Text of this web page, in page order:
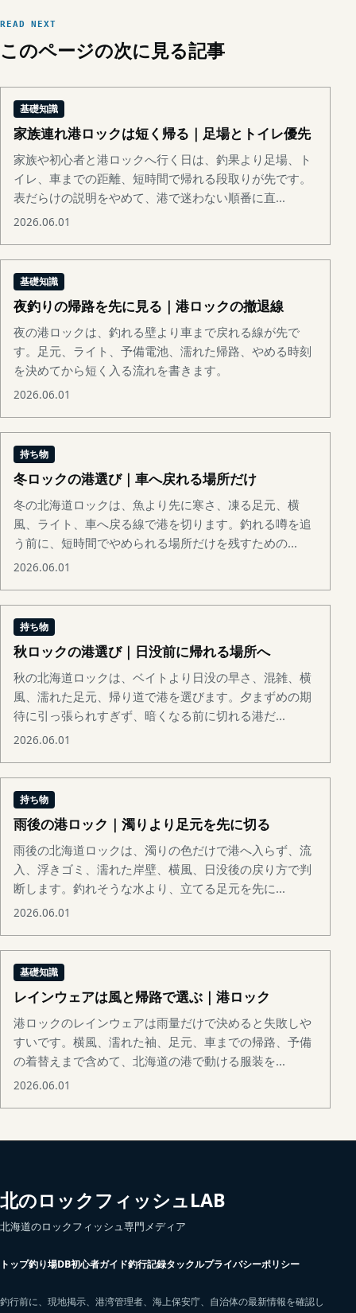
READ NEXT
このページの次に見る記事
基礎知識
家族連れ港ロックは短く帰る｜足場とトイレ優先
家族や初心者と港ロックへ行く日は、釣果より足場、ト
イレ、車までの距離、短時間で帰れる段取りが先です。
表だらけの説明をやめて、港で迷わない順番に直...
2026.06.01
基礎知識
夜釣りの帰路を先に見る｜港ロックの撤退線
夜の港ロックは、釣れる壁より車まで戻れる線が先で
す。足元、ライト、予備電池、濡れた帰路、やめる時刻
を決めてから短く入る流れを書きます。
2026.06.01
持ち物
冬ロックの港選び｜車へ戻れる場所だけ
冬の北海道ロックは、魚より先に寒さ、凍る足元、横
風、ライト、車へ戻る線で港を切ります。釣れる噂を追
う前に、短時間でやめられる場所だけを残すための...
2026.06.01
持ち物
秋ロックの港選び｜日没前に帰れる場所へ
秋の北海道ロックは、ベイトより日没の早さ、混雑、横
風、濡れた足元、帰り道で港を選びます。夕まずめの期
待に引っ張られすぎず、暗くなる前に切れる港だ...
2026.06.01
持ち物
雨後の港ロック｜濁りより足元を先に切る
雨後の北海道ロックは、濁りの色だけで港へ入らず、流
入、浮きゴミ、濡れた岸壁、横風、日没後の戻り方で判
断します。釣れそうな水より、立てる足元を先に...
2026.06.01
基礎知識
レインウェアは風と帰路で選ぶ｜港ロック
港ロックのレインウェアは雨量だけで決めると失敗しや
すいです。横風、濡れた袖、足元、車までの帰路、予備
の着替えまで含めて、北海道の港で動ける服装を...
2026.06.01
北のロックフィッシュLAB
北海道のロックフィッシュ専門メディア
トップ釣り場DB初心者ガイド釣行記録タックルプライバシーポリシー
釣行前に、現地掲示、港湾管理者、海上保安庁、自治体の最新情報を確認し